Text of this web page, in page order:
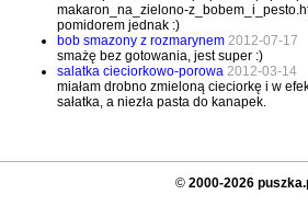
makaron_na_zielono-
pomidorem jednak :)
bob smazony z rozmarynem 2012-07-17
smażę bez gotowania, jest super :)
salatka cieciorkowo-porowa 2012-03-14
miałam drobno zmieloną cieciorkę i w
sałatka, a niezła pasta do kanapek.
© 2000-2026